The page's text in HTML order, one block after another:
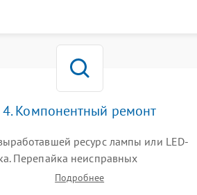
4. Компонентный ремонт
ресурс лампы или LED-
Перепайка неисправных
на платах. Замена DMD-чипа при
Подробнее